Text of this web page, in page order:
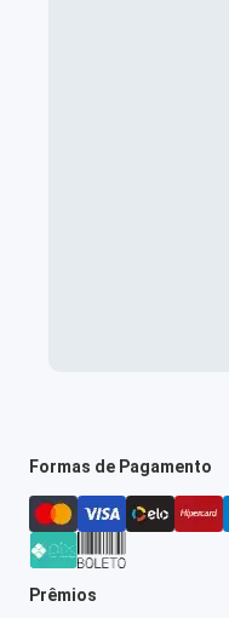
Formas de Pagamento
Prêmios